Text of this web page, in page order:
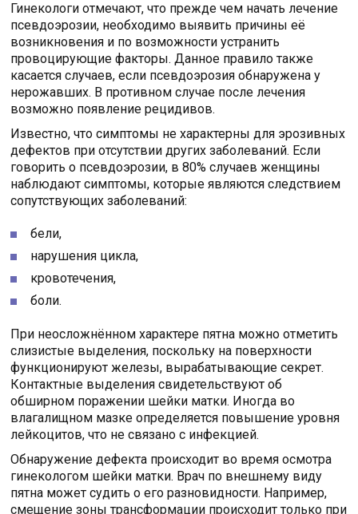
Гинекологи отмечают, что прежде чем начать лечение
псевдоэрозии, необходимо выявить причины её
возникновения и по возможности устранить
провоцирующие факторы. Данное правило также
касается случаев, если псевдоэрозия обнаружена у
нерожавших. В противном случае после лечения
возможно появление рецидивов.
Известно, что симптомы не характерны для эрозивных
дефектов при отсутствии других заболеваний. Если
говорить о псевдоэрозии, в 80% случаев женщины
наблюдают симптомы, которые являются следствием
сопутствующих заболеваний:
бели,
нарушения цикла,
кровотечения,
боли.
При неосложнённом характере пятна можно отметить
слизистые выделения, поскольку на поверхности
функционируют железы, вырабатывающие секрет.
Контактные выделения свидетельствуют об
обширном поражении шейки матки. Иногда во
влагалищном мазке определяется повышение уровня
лейкоцитов, что не связано с инфекцией.
Обнаружение дефекта происходит во время осмотра
гинекологом шейки матки. Врач по внешнему виду
пятна может судить о его разновидности. Например,
смещение зоны трансформации происходит только при